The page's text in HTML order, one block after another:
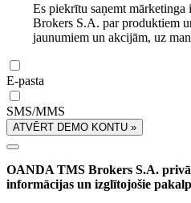
Es piekrītu saņemt
Brokers S.A. par produktiem
jaunumiem un akcijām, uz
E-pasta
SMS/MMS
ATVĒRT DEMO KONTU »
OANDA TMS Brokers S.A.
informācijas un izglītojošie